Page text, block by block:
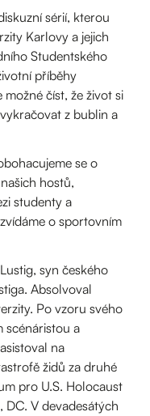
sérií, kterou
Karlovy a jejich
Studentského
příběhy
číst, že život si
z bublin a
se o
hostů,
studenty a
o sportovním
syn českého
Absolvoval
Po vzoru svého
scénáristou a
na
židů za druhé
pro U.S. Holocaust
V devadesátých